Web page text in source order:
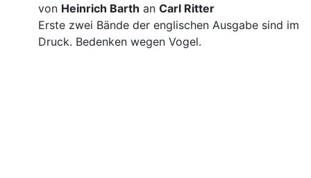
von Heinrich Barth an Carl Ritter
Erste zwei Bände der englischen Ausgabe sind im
Druck. Bedenken wegen Vogel.